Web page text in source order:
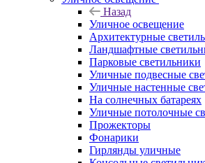
Назад
Уличное освещение
Архитектурные
Ландшафтные
Парковые светильники
Уличные подвесные
Уличные настенные
На солнечных батареях
Уличные потолочные
Прожекторы
Фонарики
Гирлянды уличные